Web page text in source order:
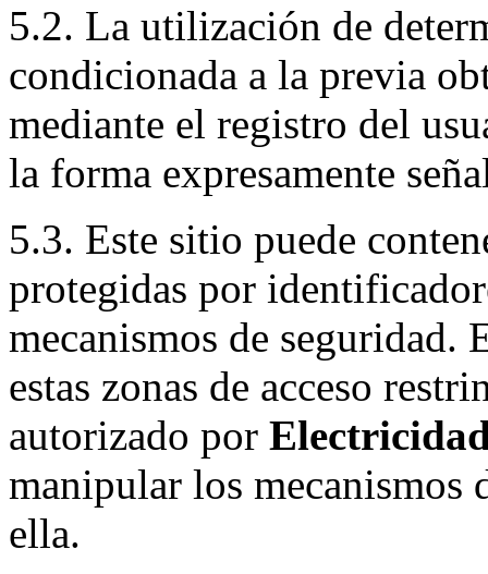
5.2. La utilización de
condicionada a la previa
mediante el registro del
la forma expresamente
5.3. Este sitio puede
protegidas por
mecanismos de seguridad.
estas zonas de acceso
autorizado por
manipular los mecanismos
ella.